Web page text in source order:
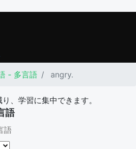
- 多言語 angry.
、学習に集中できます。
語
語